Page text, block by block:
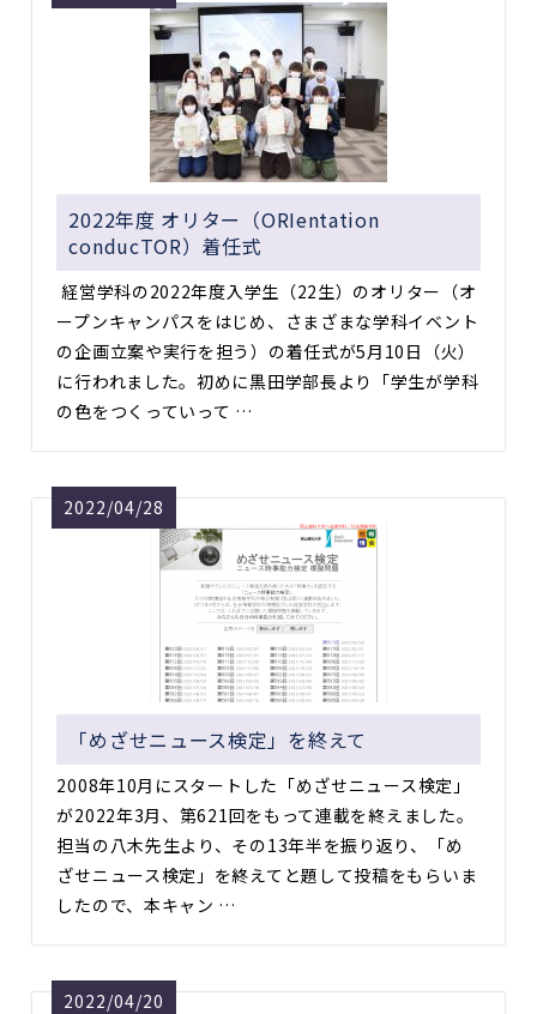
2022年度 オリター（ORIentation
conducTOR）着任式
経営学科の2022年度入学生（22生）のオリター（オ
ープンキャンパスをはじめ、さまざまな学科イベント
の企画立案や実行を担う）の着任式が5月10日（火）
に行われました。初めに黒田学部長より「学生が学科
の色をつくっていって …
2022/04/28
「めざせニュース検定」を終えて
2008年10月にスタートした「めざせニュース検定」
が2022年3月、第621回をもって連載を終えました。
担当の八木先生より、その13年半を振り返り、「め
ざせニュース検定」を終えてと題して投稿をもらいま
したので、本キャン …
2022/04/20